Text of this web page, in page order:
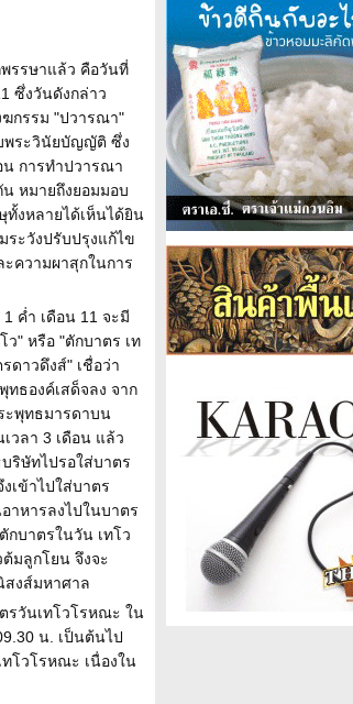
พรรษาแล้ว คือวันที่
ซึ่งวันดังกล่าว
กรรม "ปวารณา"
พระวินัยบัญญัติ ซึ่ง
น การทำปวารณา
หมายถึงยอมมอบ
ทั้งหลายได้เห็นได้ยิน
ระวังปรับปรุงแก้ไข
ความผาสุกในการ
ค่ำ เดือน 11 จะมี
ว" หรือ "ตักบาตร เท
ดาวดึงส์" เชื่อว่า
ธองค์เสด็จลง จาก
ะพุทธมารดาบน
วลา 3 เดือน แล้ว
ริษัทไปรอใส่บาตร
เข้าไปใส่บาตร
าหารลงไปในบาตร
บาตรในวัน เทโว
มลูกโยน จึงจะ
สงส์มหาศาล
รวันเทโวโรหณะ ใน
น. เป็นต้นไป
โวโรหณะ เนื่องใน